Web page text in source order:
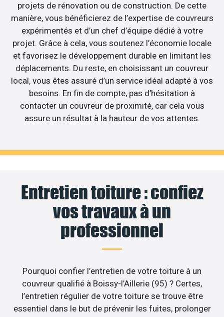
projets de rénovation ou de construction. De cette
manière, vous bénéficierez de l’expertise de couvreurs
expérimentés et d’un chef d’équipe dédié à votre
projet. Grâce à cela, vous soutenez l’économie locale
et favorisez le développement durable en limitant les
déplacements. Du reste, en choisissant un couvreur
local, vous êtes assuré d’un service idéal adapté à vos
besoins. En fin de compte, pas d’hésitation à
contacter un couvreur de proximité, car cela vous
assure un résultat à la hauteur de vos attentes.
Entretien toiture : confiez
vos travaux à un
professionnel
Pourquoi confier l’entretien de votre toiture à un
couvreur qualifié à Boissy-l’Aillerie (95) ? Certes,
l’entretien régulier de votre toiture se trouve être
essentiel dans le but de prévenir les fuites, prolonger